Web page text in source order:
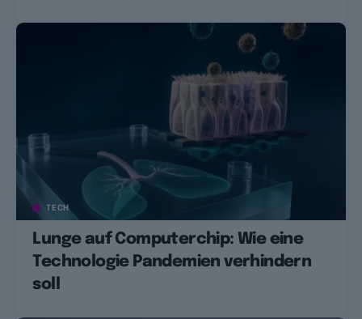
TECH
Lunge auf Computerchip: Wie eine
Technologie Pandemien verhindern
soll